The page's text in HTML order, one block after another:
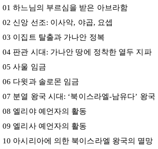
01 하느님의 부르심을 받은 아브라함
02 신앙 선조: 이사악, 야곱, 요셉
03 이집트 탈출과 가나안 정복
04 판관 시대: 가나안 땅에 정착한 열두 지파
05 사울 임금
06 다윗과 솔로몬 임금
07 분열 왕국 시대: ‘북이스라엘-남유다’ 왕국
08 엘리야 예언자의 활동
09 엘리사 예언자의 활동
10 아시리아에 의한 북이스라엘 왕국의 멸망